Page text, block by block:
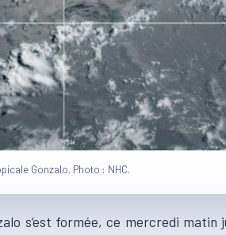
Gonzalo. Photo : NHC.
s’est formée, ce mercredi matin